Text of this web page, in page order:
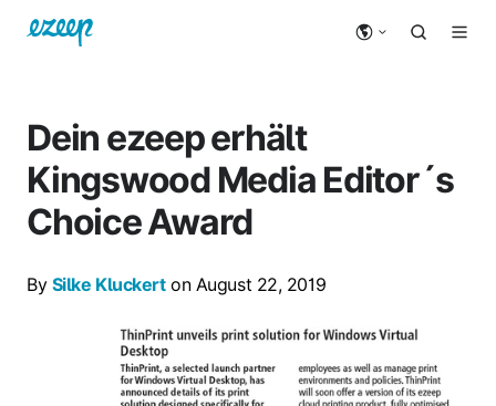
Dein ezeep erhält
Kingswood Media Editor´s
Choice Award
By Silke Kluckerton August 22, 2019